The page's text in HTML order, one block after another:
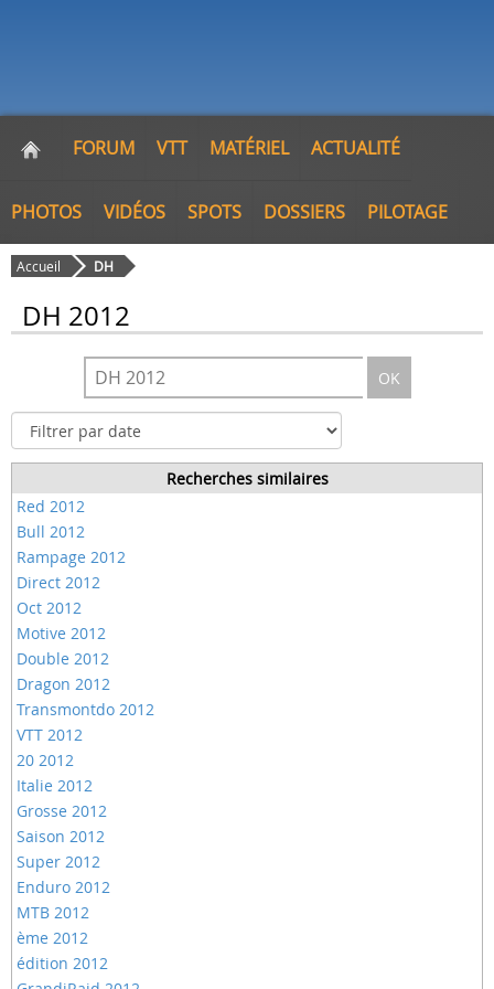
FORUM VTT MATÉRIEL ACTUALITÉ
PHOTOS VIDÉOS SPOTS DOSSIERS PILOTAGE
Accueil DH
DH 2012
OK
Recherches similaires
Red 2012
Bull 2012
Rampage 2012
Direct 2012
Oct 2012
Motive 2012
Double 2012
Dragon 2012
Transmontdo 2012
VTT 2012
20 2012
Italie 2012
Grosse 2012
Saison 2012
Super 2012
Enduro 2012
MTB 2012
ème 2012
édition 2012